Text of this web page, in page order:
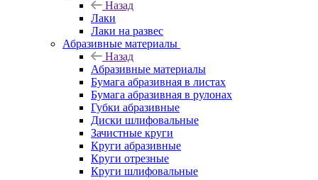
Назад
Лаки
Лаки на развес
Абразивные материалы
Назад
Абразивные материалы
Бумага абразивная в листах
Бумага абразивная в рулонах
Губки абразивные
Диски шлифовальные
Зачистные круги
Круги абразивные
Круги отрезные
Круги шлифовальные